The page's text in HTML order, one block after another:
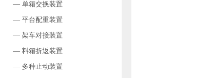
— 单箱交换装置
— 平台配重装置
— 架车对接装置
— 料箱折返装置
— 多种止动装置